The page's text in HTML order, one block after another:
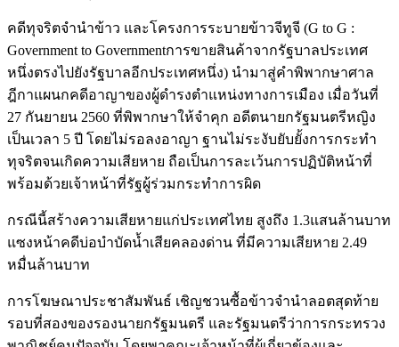
คดีทุจริตจำนำข้าว และโครงการระบายข้าวจีทูจี (G to G :
Government to Governmentการขายสินค้าจากรัฐบาลประเทศ
หนึ่งตรงไปยังรัฐบาลอีกประเทศหนึ่ง) นำมาสู่คำพิพากษาศาล
ฎีกาแผนกคดีอาญาของผู้ดำรงตำแหน่งทางการเมือง เมื่อวันที่
27 กันยายน 2560 ที่พิพากษาให้จำคุก อดีตนายกรัฐมนตรีหญิง
เป็นเวลา 5 ปี โดยไม่รอลงอาญา ฐานไม่ระงับยับยั้งการกระทำ
ทุจริตจนเกิดความเสียหาย ถือเป็นการละเว้นการปฏิบัติหน้าที่
พร้อมด้วยเจ้าหน้าที่รัฐผู้ร่วมกระทำการผิด
กรณีนี้สร้างความเสียหายแก่ประเทศไทย สูงถึง 1.3แสนล้านบาท
แซงหน้าคดีบ่อบำบัดน้ำเสียคลองด่าน ที่มีความเสียหาย 2.49
หมื่นล้านบาท
การโฆษณาประชาสัมพันธ์ เชิญชวนซื้อข้าวจำนำลอตสุดท้าย
รอบที่สองของรองนายกรัฐมนตรี และรัฐมนตรีว่าการกระทรวง